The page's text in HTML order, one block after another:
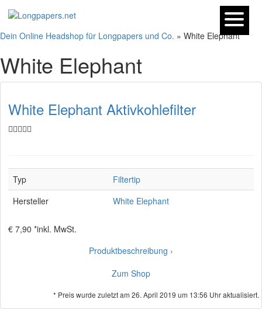
Dein Online Headshop für Longpapers und Co. » White Elephant
White Elephant
White Elephant Aktivkohlefilter
Typ
Filtertip
Hersteller
White Elephant
€ 7,90 *inkl. MwSt.
Produktbeschreibung ›
Zum Shop
* Preis wurde zuletzt am 26. April 2019 um 13:56 Uhr aktualisiert.